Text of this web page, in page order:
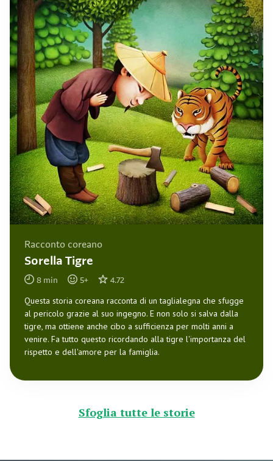
Racconto coreano
Sorella Tigre
8 min 5+ 4.72
Questa storia coreana racconta di un taglialegna che sfugge
al pericolo grazie al suo ingegno. E non solo si salva dalla
tigre, ma ottiene anche cibo a sufficienza per molti anni a
venire. Fa tutto questo ricordando alla tigre l'importanza del
rispetto e dell'amore per la famiglia.
Sfoglia tutte le storie